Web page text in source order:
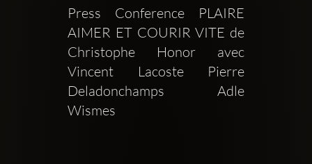
Press Conference PLAIRE
AIMER ET COURIR VITE de
Christophe Honor avec
Vincent Lacoste Pierre
Deladonchamps Adle
Wismes